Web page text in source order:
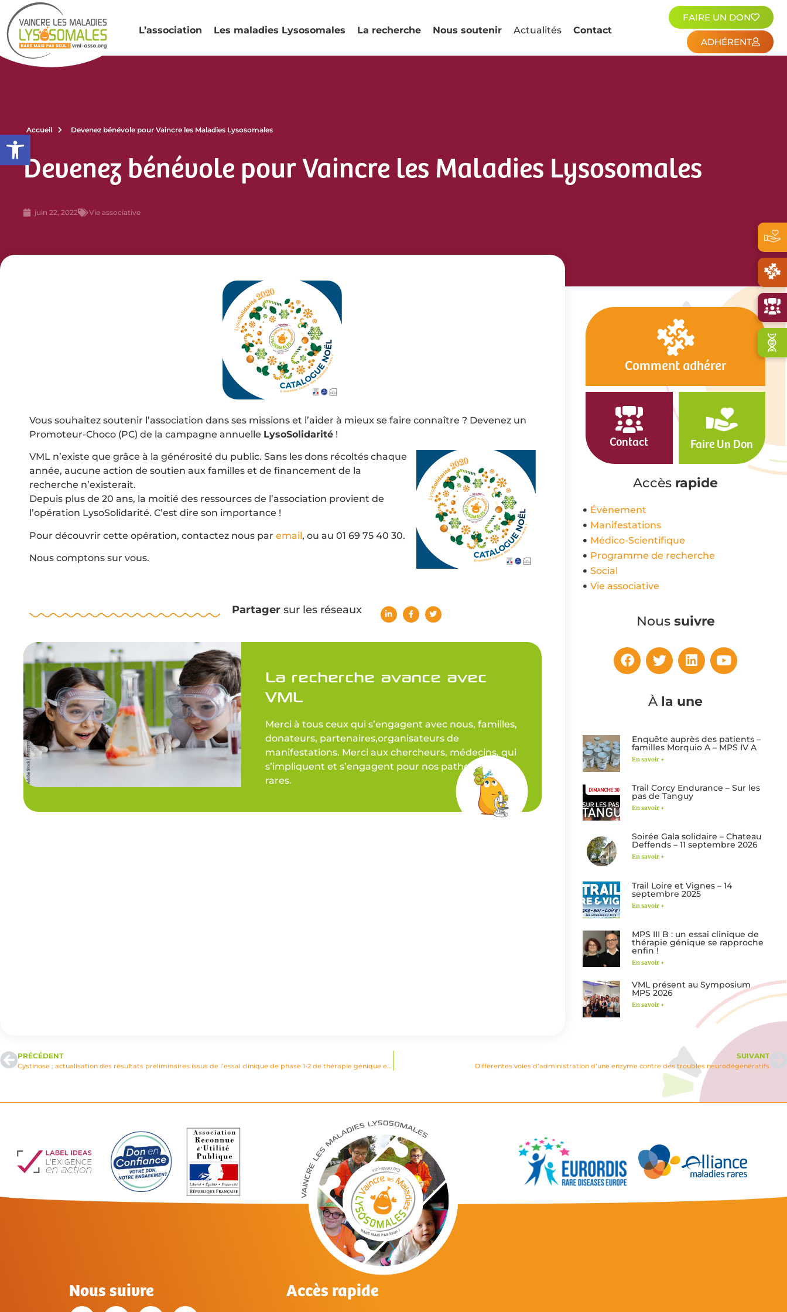
Ouvrir la barre d’outils
L’association Les maladies Lysosomales La recherche Nous soutenir Actualités Contact
FAIRE UN DON
ADHÉRENT
Accueil Devenez bénévole pour Vaincre les Maladies Lysosomales
Devenez bénévole pour Vaincre les Maladies Lysosomales
juin 22, 2022 Vie associative
Vous souhaitez soutenir l’association dans ses missions et l’aider à mieux se faire connaître ? Devenez un
Promoteur-Choco (PC) de la campagne annuelle LysoSolidarité !
VML n’existe que grâce à la générosité du public. Sans les dons récoltés chaque
année, aucune action de soutien aux familles et de financement de la
recherche n’existerait.
Depuis plus de 20 ans, la moitié des ressources de l’association provient de
l’opération LysoSolidarité. C’est dire son importance !
Pour découvrir cette opération, contactez nous par email, ou au 01 69 75 40 30.
Nous comptons sur vous.
Partagersur les réseaux
La recherche avance avec
VML
Merci à tous ceux qui s’engagent avec nous, familles,
donateurs, partenaires,organisateurs de
manifestations. Merci aux chercheurs, médecins, qui
s’impliquent et s’engagent pour nos pathologies
rares.
Comment adhérer
Contact Faire Un Don
Accès rapide
Évènement
Manifestations
Médico-Scientifique
Programme de recherche
Social
Vie associative
Nous suivre
À la une
Enquête auprès des patients –
familles Morquio A – MPS IV A
En savoir +
Trail Corcy Endurance – Sur les
pas de Tanguy
En savoir +
Soirée Gala solidaire – Chateau
Deffends – 11 septembre 2026
En savoir +
Trail Loire et Vignes – 14
septembre 2025
En savoir +
MPS III B : un essai clinique de
thérapie génique se rapproche
enfin !
En savoir +
VML présent au Symposium
MPS 2026
En savoir +
PRÉCÉDENT
Cystinose ; actualisation des résultats préliminaires issus de l’essai clinique de phase 1-2 de thérapie génique ex vivo
SUIVANT
Différentes voies d’administration d’une enzyme contre des troubles neurodégénératifs
Nous suivre Accès rapide